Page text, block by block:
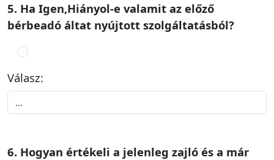
5. Ha Igen,Hiányol-e valamit az előző
bérbeadó áltat nyújtott szolgáltatásból?
Válasz:
6. Hogyan értékeli a jelenleg zajló és a már